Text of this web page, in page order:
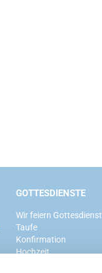
GOTTESDIENSTE
Wir feiern Gottesdienst
Taufe
Konfirmation
Hochzeit